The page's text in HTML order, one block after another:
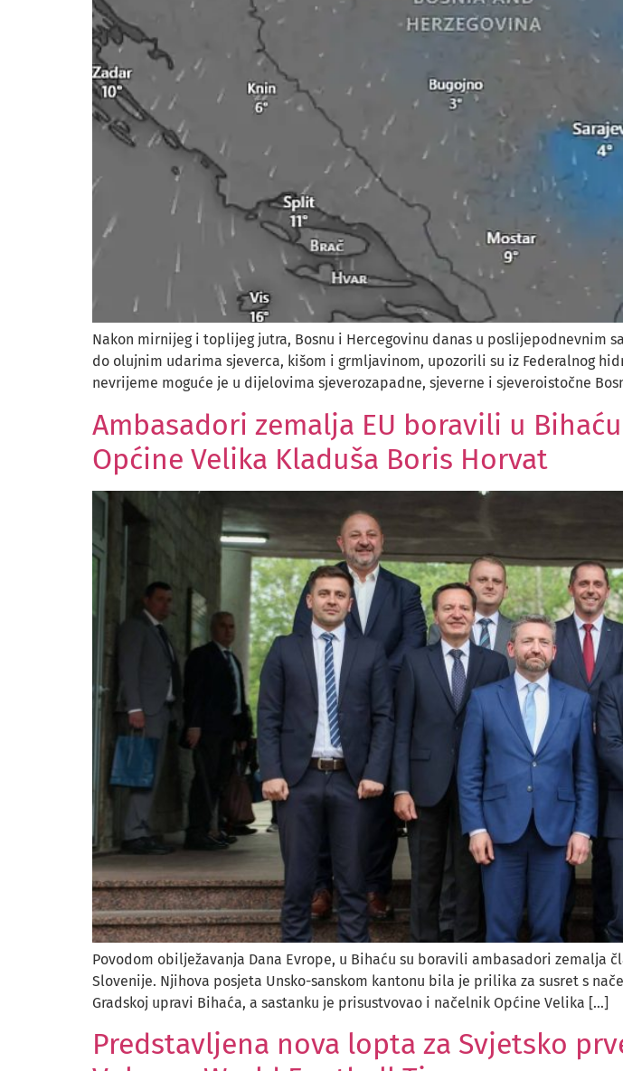
Nakon mirnijeg i toplijeg jutra, Bosnu i Hercegovinu danas u poslijepodnevnim
do olujnim udarima sjeverca, kišom i grmljavinom, upozorili su iz Federalnog
nevrijeme moguće je u dijelovima sjeverozapadne, sjeverne i sjeveroistočne
Ambasadori zemalja EU boravili u
Općine Velika Kladuša Boris Horvat
Povodom obilježavanja Dana Evrope, u Bihaću su boravili ambasadori zemalja
Slovenije. Njihova posjeta Unsko-sanskom kantonu bila je prilika za susret s
Gradskoj upravi Bihaća, a sastanku je prisustvovao i načelnik Općine Velika […]
Predstavljena nova lopta za Svjetsko